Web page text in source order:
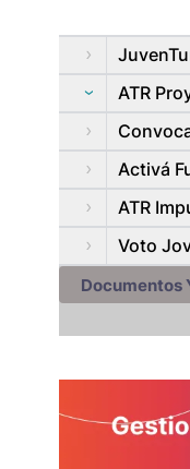
ATR
Activá
ATR
Voto
Documentos